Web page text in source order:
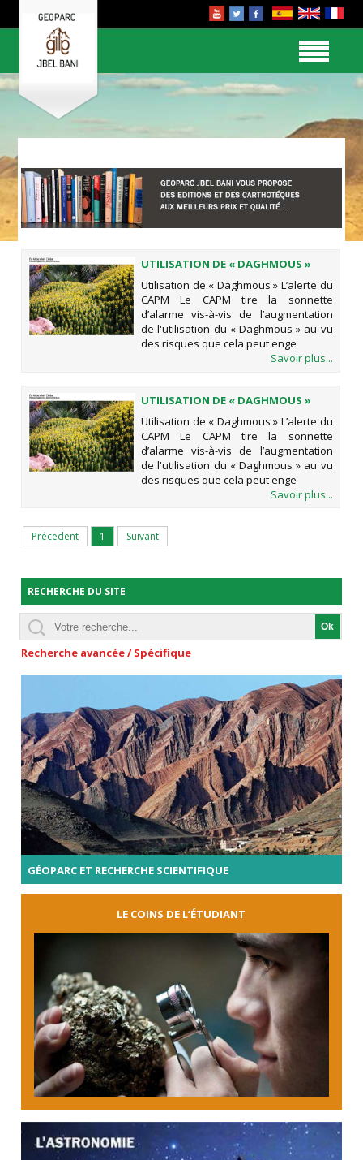
UTILISATION DE « DAGHMOUS »
Utilisation de « Daghmous » L’alerte du
CAPM Le CAPM tire la sonnette
d’alarme vis-à-vis de l’augmentation
de l'utilisation du « Daghmous » au vu
des risques que cela peut enge
Savoir plus...
UTILISATION DE « DAGHMOUS »
Utilisation de « Daghmous » L’alerte du
CAPM Le CAPM tire la sonnette
d’alarme vis-à-vis de l’augmentation
de l'utilisation du « Daghmous » au vu
des risques que cela peut enge
Savoir plus...
Précedent 1 Suivant
RECHERCHE DU SITE
Recherche avancée / Spécifique
GÉOPARC ET RECHERCHE SCIENTIFIQUE
LE COINS DE L’ÉTUDIANT